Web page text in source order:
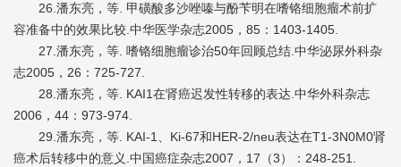
26.潘东亮，等. 甲磺酸多沙唑嗪与酚苄明在嗜铬细胞瘤术前扩
容准备中的效果比较.中华医学杂志2005，85：1403-1405.
27.潘东亮，等. 嗜铬细胞瘤诊治50年回顾总结.中华泌尿外科杂
志2005，26：725-727.
28.潘东亮，等. KAI1在肾癌迟发性转移的表达.中华外科杂志
2006，44：973-974.
29.潘东亮，等. KAI-1、Ki-67和HER-2/neu表达在T1-3N0M0肾
癌术后转移中的意义.中国癌症杂志2007，17（3）：248-251.